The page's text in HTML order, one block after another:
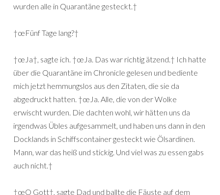
wurden alle in Quarantäne gesteckt.†
†œFünf Tage lang?†
†œJa†, sagte ich. †œJa. Das war richtig ätzend.† Ich hatte
über die Quarantäne im Chronicle gelesen und bediente
mich jetzt hemmungslos aus den Zitaten, die sie da
abgedruckt hatten. †œJa. Alle, die von der Wolke
erwischt wurden. Die dachten wohl, wir hätten uns da
irgendwas Übles aufgesammelt, und haben uns dann in den
Docklands in Schiffscontainer gesteckt wie Ölsardinen.
Mann, war das heiß und stickig. Und viel was zu essen gabs
auch nicht.†
†œO Gott†, sagte Dad und ballte die Fäuste auf dem